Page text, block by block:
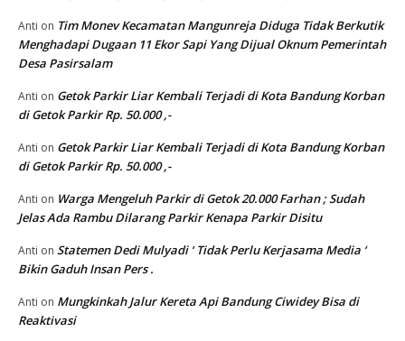
Anti on Tim Monev Kecamatan Mangunreja Diduga Tidak Berkutik
Menghadapi Dugaan 11 Ekor Sapi Yang Dijual Oknum Pemerintah
Desa Pasirsalam
Anti on Getok Parkir Liar Kembali Terjadi di Kota Bandung Korban
di Getok Parkir Rp. 50.000 ,-
Anti on Getok Parkir Liar Kembali Terjadi di Kota Bandung Korban
di Getok Parkir Rp. 50.000 ,-
Anti on Warga Mengeluh Parkir di Getok 20.000 Farhan ; Sudah
Jelas Ada Rambu Dilarang Parkir Kenapa Parkir Disitu
Anti on Statemen Dedi Mulyadi ‘ Tidak Perlu Kerjasama Media ‘
Bikin Gaduh Insan Pers .
Anti on Mungkinkah Jalur Kereta Api Bandung Ciwidey Bisa di
Reaktivasi